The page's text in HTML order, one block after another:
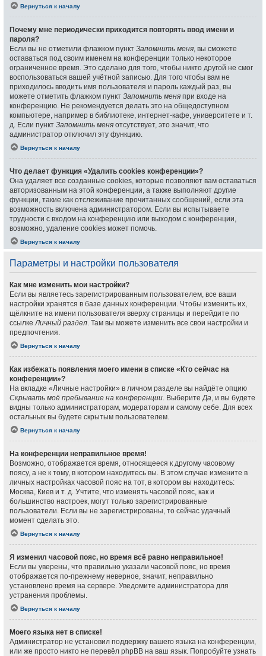
Вернуться к началу
Почему мне периодически приходится повторять ввод имени и
пароля?
Если вы не отметили флажком пункт Запомнить меня, вы сможете
оставаться под своим именем на конференции только некоторое
ограниченное время. Это сделано для того, чтобы никто другой не смог
воспользоваться вашей учётной записью. Для того чтобы вам не
приходилось вводить имя пользователя и пароль каждый раз, вы
можете отметить флажком пункт Запомнить меня при входе на
конференцию. Не рекомендуется делать это на общедоступном
компьютере, например в библиотеке, интернет-кафе, университете и т.
д. Если пункт Запомнить меня отсутствует, это значит, что
администратор отключил эту функцию.
Вернуться к началу
Что делает функция «Удалить cookies конференции»?
Она удаляет все созданные cookies, которые позволяют вам оставаться
авторизованным на этой конференции, а также выполняют другие
функции, такие как отслеживание прочитанных сообщений, если эта
возможность включена администратором. Если вы испытываете
трудности с входом на конференцию или выходом с конференции,
возможно, удаление cookies может помочь.
Вернуться к началу
Параметры и настройки пользователя
Как мне изменить мои настройки?
Если вы являетесь зарегистрированным пользователем, все ваши
настройки хранятся в базе данных конференции. Чтобы изменить их,
щёлкните на имени пользователя вверху страницы и перейдите по
ссылкеЛичный раздел. Там вы можете изменить все свои настройки и
предпочтения.
Вернуться к началу
Как избежать появления моего имени в списке «Кто сейчас на
конференции»?
На вкладке «Личные настройки» в личном разделе вы найдёте опцию
Скрывать моё пребывание на конференции. ВыберитеДа, и вы будете
видны только администраторам, модераторам и самому себе. Для всех
остальных вы будете скрытым пользователем.
Вернуться к началу
На конференции неправильное время!
Возможно, отображается время, относящееся к другому часовому
поясу, а не к тому, в котором находитесь вы. В этом случае измените в
личных настройках часовой пояс на тот, в котором вы находитесь:
Москва, Киев и т. д. Учтите, что изменять часовой пояс, как и
большинство настроек, могут только зарегистрированные
пользователи. Если вы не зарегистрированы, то сейчас удачный
момент сделать это.
Вернуться к началу
Я изменил часовой пояс, но время всё равно неправильное!
Если вы уверены, что правильно указали часовой пояс, но время
отображается по-прежнему неверное, значит, неправильно
установлено время на сервере. Уведомите администратора для
устранения проблемы.
Вернуться к началу
Моего языка нет в списке!
Администратор не установил поддержку вашего языка на конференции,
или же просто никто не перевёл phpBB на ваш язык. Попробуйте узнать